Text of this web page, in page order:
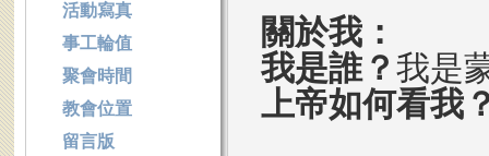
關於我：
我是誰？ 我是
上帝如何看我
活動寫真
事工輪值
聚會時間
教會位置
留言版